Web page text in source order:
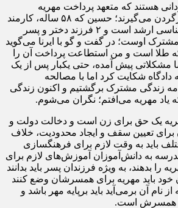
هستند که متعهد پرداخت مهریه
می‌شوند و این دین را برگردن می‌گیرند؛ حسین که ۵۸ ساله، کارمند
و دارای تحصیلات کارشناسی ارشد است و ۲ فرزند دختر و پسر
مشترک اوست؛ در گفت و گو با ایرنا می‌گوید
همسرم ۵۰۰ سکه طلا است و من استطاعت پرداخت آن را
مشکلاتی پیش آمده، حتی یکبار پس از یک
شکایت کرد اما با مصالحه
زندگی مشترک برگشتیم و اکنون زندگی
یاد مهریه می‌افتم؛ نگران می‌شوم.
یک حق برای زن است و دخالت دولت و
تعیین سقف و ایجاد محدودیت، خلاف
باید به وقت لازم برای فرهنگسازی
مدرسه به دانش‌آموزان آموزش‌های لازم برای
را بدهند، به ویژه فرزندان پسر باید بدانند
خود باید مهریه برای همسرشان وضع کنند
نام آن برمی‌آید باید برپایه مهر باشد و
همسرش است.